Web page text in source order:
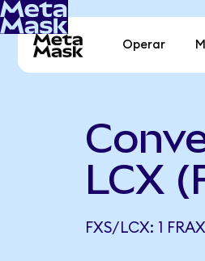
Operar
LCX
FXS/LCX: 1